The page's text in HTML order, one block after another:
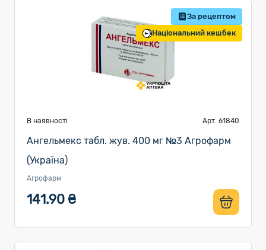
За рецептом
Національний кешбек
В наявності Арт. 61840
Ангельмекс табл. жув. 400 мг №3 Агрофарм
(Україна)
Агрофарм
141.90 ₴